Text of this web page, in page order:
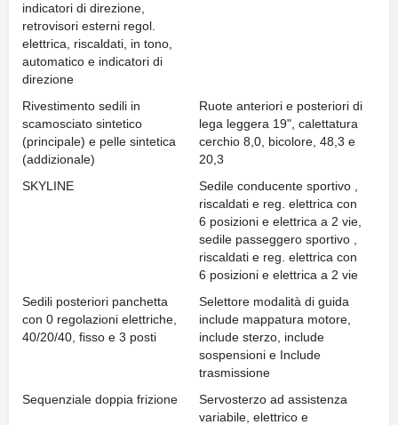
indicatori di direzione,
retrovisori esterni regol.
elettrica, riscaldati, in tono,
automatico e indicatori di
direzione
Rivestimento sedili in
scamosciato sintetico
(principale) e pelle sintetica
(addizionale)
Ruote anteriori e posteriori di
lega leggera 19", calettatura
cerchio 8,0, bicolore, 48,3 e
20,3
SKYLINE
Sedile conducente sportivo ,
riscaldati e reg. elettrica con
6 posizioni e elettrica a 2 vie,
sedile passeggero sportivo ,
riscaldati e reg. elettrica con
6 posizioni e elettrica a 2 vie
Sedili posteriori panchetta
con 0 regolazioni elettriche,
40/20/40, fisso e 3 posti
Selettore modalità di guida
include mappatura motore,
include sterzo, include
sospensioni e Include
trasmissione
Sequenziale doppia frizione
Servosterzo ad assistenza
variabile, elettrico e